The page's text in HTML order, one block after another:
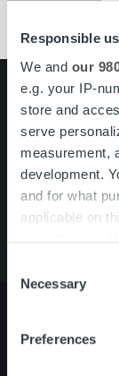
Responsible
We and our
e.g. your IP-
store and
serve
measurement,
development.
and for what
applicable on
your choices.
the Privacy
Find out more
and set your
Selection
Necessary
Preferences
Pikalinkit
Search for: